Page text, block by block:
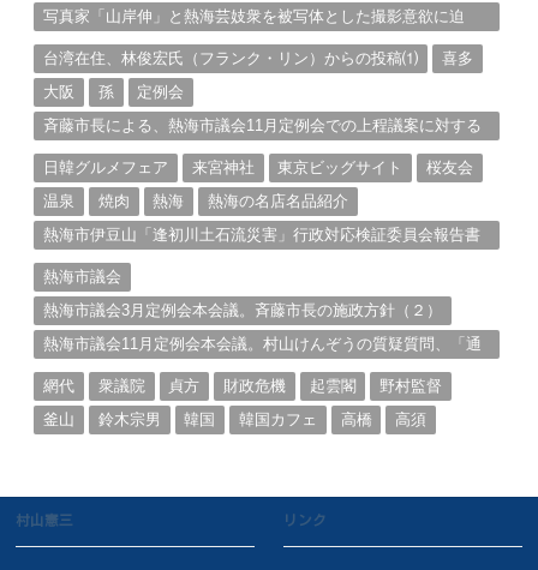
写真家「山岸伸」と熱海芸妓衆を被写体とした撮影意欲に迫
台湾在住、林俊宏氏（フランク・リン）からの投稿⑴
喜多
大阪
孫
定例会
斉藤市長による、熱海市議会11月定例会での上程議案に対する
日韓グルメフェア
来宮神社 東京ビッグサイト
桜友会
温泉
焼肉 熱海
熱海の名店名品紹介
熱海市伊豆山「逢初川土石流災害」行政対応検証委員会報告書
熱海市議会
熱海市議会3月定例会本会議。斉藤市長の施政方針（２）
熱海市議会11月定例会本会議。村山けんぞうの質疑質問、「通
網代
衆議院 貞方 財政危機 起雲閣
野村監督
釜山
鈴木宗男 韓国 韓国カフェ 高橋 高須
村山憲三 リンク